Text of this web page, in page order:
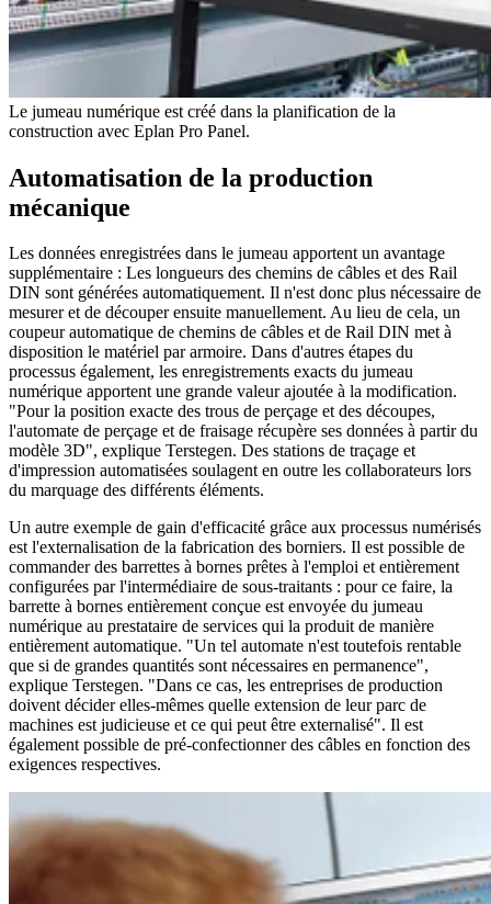
Le jumeau numérique est créé dans la planification de la
construction avec Eplan Pro Panel.
Automatisation de la production
mécanique
Les données enregistrées dans le jumeau apportent un avantage
supplémentaire : Les longueurs des chemins de câbles et des Rail
DIN sont générées automatiquement. Il n'est donc plus nécessaire de
mesurer et de découper ensuite manuellement. Au lieu de cela, un
coupeur automatique de chemins de câbles et de Rail DIN met à
disposition le matériel par armoire. Dans d'autres étapes du
processus également, les enregistrements exacts du jumeau
numérique apportent une grande valeur ajoutée à la modification.
"Pour la position exacte des trous de perçage et des découpes,
l'automate de perçage et de fraisage récupère ses données à partir du
modèle 3D", explique Terstegen. Des stations de traçage et
d'impression automatisées soulagent en outre les collaborateurs lors
du marquage des différents éléments.
Un autre exemple de gain d'efficacité grâce aux processus numérisés
est l'externalisation de la fabrication des borniers. Il est possible de
commander des barrettes à bornes prêtes à l'emploi et entièrement
configurées par l'intermédiaire de sous-traitants : pour ce faire, la
barrette à bornes entièrement conçue est envoyée du jumeau
numérique au prestataire de services qui la produit de manière
entièrement automatique. "Un tel automate n'est toutefois rentable
que si de grandes quantités sont nécessaires en permanence",
explique Terstegen. "Dans ce cas, les entreprises de production
doivent décider elles-mêmes quelle extension de leur parc de
machines est judicieuse et ce qui peut être externalisé". Il est
également possible de pré-confectionner des câbles en fonction des
exigences respectives.